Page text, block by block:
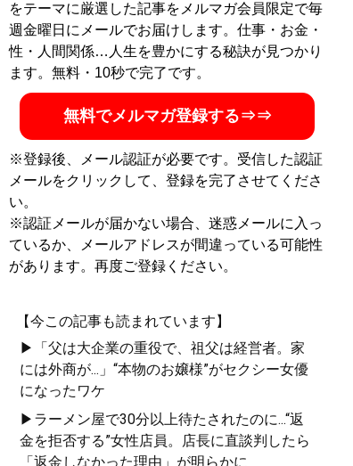
をテーマに厳選した記事をメルマガ会員限定で毎
週金曜日にメールでお届けします。仕事・お金・
性・人間関係…人生を豊かにする秘訣が見つかり
ます。無料・10秒で完了です。
無料でメルマガ登録する⇒⇒
※登録後、メール認証が必要です。受信した認証
メールをクリックして、登録を完了させてくださ
い。
※認証メールが届かない場合、迷惑メールに入っ
ているか、メールアドレスが間違っている可能性
があります。再度ご登録ください。
【今この記事も読まれています】
▶「父は大企業の重役で、祖父は経営者。家
には外商が...」“本物のお嬢様”がセクシー女優
になったワケ
▶ラーメン屋で30分以上待たされたのに...“返
金を拒否する”女性店員。店長に直談判したら
「返金しなかった理由」が明らかに